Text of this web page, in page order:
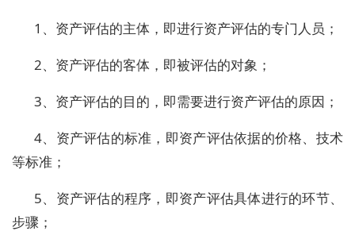
1、资产评估的主体，即进行资产评估的专门人员；
2、资产评估的客体，即被评估的对象；
3、资产评估的目的，即需要进行资产评估的原因；
4、资产评估的标准，即资产评估依据的价格、技术
等标准；
5、资产评估的程序，即资产评估具体进行的环节、
步骤；